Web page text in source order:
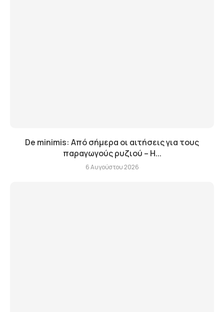
De minimis: Από σήμερα οι αιτήσεις για τους
παραγωγούς ρυζιού – Η...
6 Αυγούστου 2026